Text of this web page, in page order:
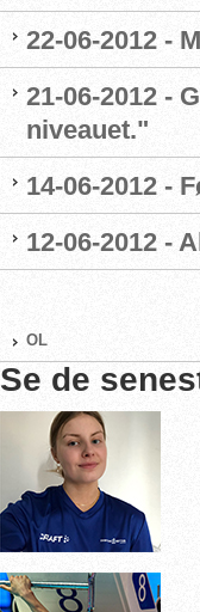
22-06-2012 -
21-06-2012 -
niveauet."
14-06-2012 -
12-06-2012 -
OL
Se de